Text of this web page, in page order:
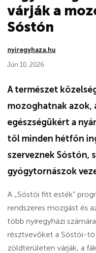
várják a
Sóstón
nyiregyhaza.hu
Jún 10, 2026
A természet
mozoghatnak azok,
egészségükért a
től minden hétfőn
szerveznek Sóstón,
gyógytornászok
A „Sóstói fitt esték”
rendszeres mozgást és
több nyíregyházi
résztvevőket a Sóstói-
zöldterületen várják, a